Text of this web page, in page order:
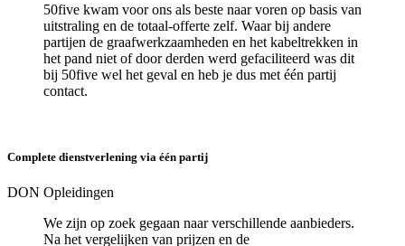
50five kwam voor ons als beste naar voren op basis van
uitstraling en de totaal-offerte zelf. Waar bij andere
partijen de graafwerkzaamheden en het kabeltrekken in
het pand niet of door derden werd gefaciliteerd was dit
bij 50five wel het geval en heb je dus met één partij
contact.
Complete dienstverlening via één partij
DON Opleidingen
We zijn op zoek gegaan naar verschillende aanbieders.
Na het vergelijken van prijzen en de